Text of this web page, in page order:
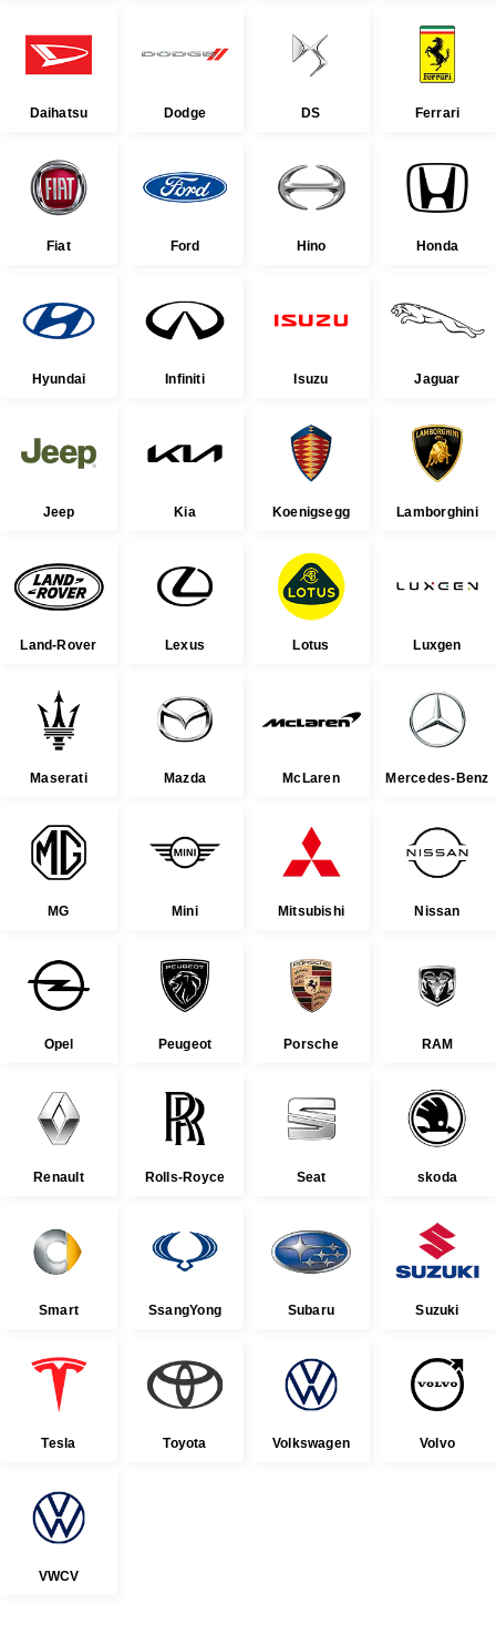
Daihatsu Dodge DS Ferrari
Fiat Ford Hino Honda
Hyundai Infiniti Isuzu Jaguar
Jeep Kia Koenigsegg Lamborghini
Land-Rover Lexus Lotus Luxgen
Maserati Mazda McLaren Mercedes-Benz
MG Mini Mitsubishi Nissan
Opel Peugeot Porsche RAM
Renault Rolls-Royce Seat skoda
Smart SsangYong Subaru Suzuki
Tesla Toyota Volkswagen Volvo
VWCV